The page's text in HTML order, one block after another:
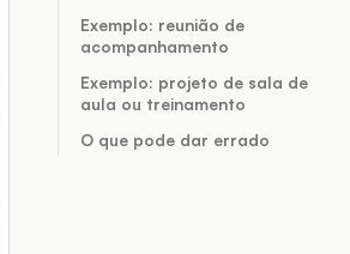
Exemplo: reunião de
acompanhamento
Exemplo: projeto de sala de
aula ou treinamento
O que pode dar errado